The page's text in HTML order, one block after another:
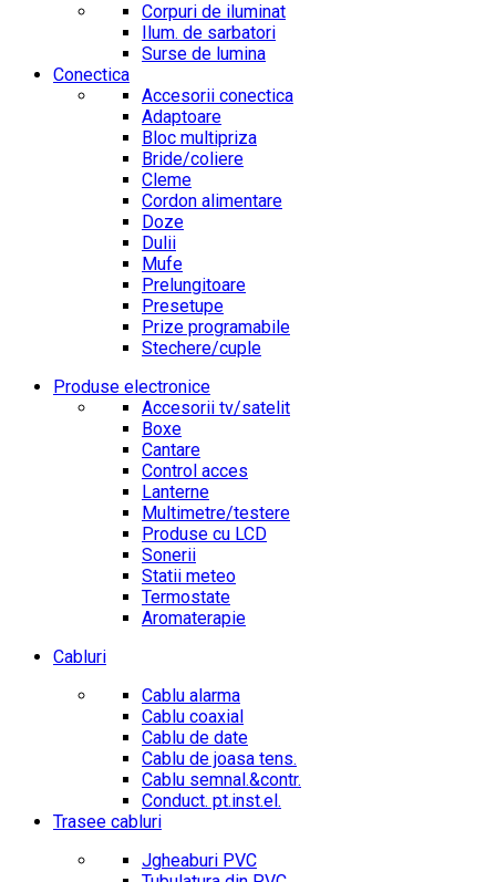
Corpuri de iluminat
Ilum. de sarbatori
Surse de lumina
Conectica
Accesorii conectica
Adaptoare
Bloc multipriza
Bride/coliere
Cleme
Cordon alimentare
Doze
Dulii
Mufe
Prelungitoare
Presetupe
Prize programabile
Stechere/cuple
Produse electronice
Accesorii tv/satelit
Boxe
Cantare
Control acces
Lanterne
Multimetre/testere
Produse cu LCD
Sonerii
Statii meteo
Termostate
Aromaterapie
Cabluri
Cablu alarma
Cablu coaxial
Cablu de date
Cablu de joasa tens.
Cablu semnal.&contr.
Conduct. pt.inst.el.
Trasee cabluri
Jgheaburi PVC